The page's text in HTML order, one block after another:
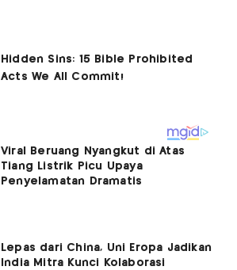
Viral Beruang Nyangkut di Atas
Tiang Listrik Picu Upaya
Penyelamatan Dramatis
Lepas dari China, Uni Eropa Jadikan
India Mitra Kunci Kolaborasi